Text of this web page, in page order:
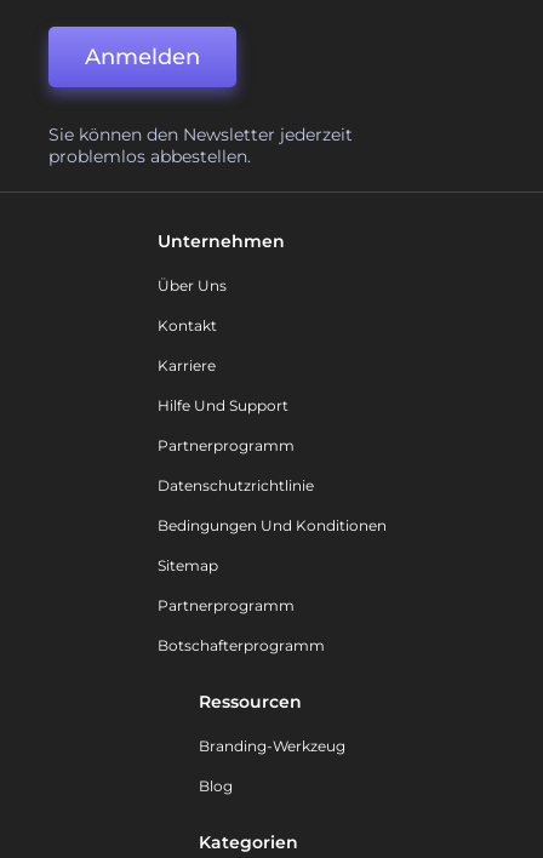
Anmelden
Sie können den Newsletter jederzeit
problemlos abbestellen.
Unternehmen
Über Uns
Kontakt
Karriere
Hilfe Und Support
Partnerprogramm
Datenschutzrichtlinie
Bedingungen Und Konditionen
Sitemap
Partnerprogramm
Botschafterprogramm
Ressourcen
Branding-Werkzeug
Blog
Kategorien